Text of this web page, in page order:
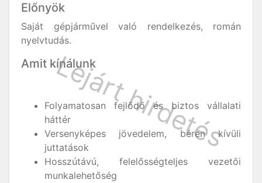
Előnyök
Saját gépjárművel való rendelkezés, román
nyelvtudás.
Amit kínálunk
Folyamatosan fejlődő és biztos vállalati
háttér
Versenyképes jövedelem, béren kívüli
juttatások
Hosszútávú, felelősségteljes vezetői
munkalehetőség